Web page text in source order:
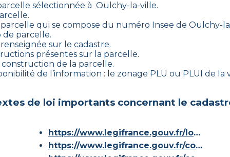
sélectionnée à Oulchy-la-ville.
qui se compose du numéro Insee de Oulchy-
parcelle.
sur le cadastre.
présentes sur la parcelle.
construction de la parcelle.
de l’information : le zonage PLU ou PLUI de la
de loi importants concernant le
https://www.legifrance.gouv.fr/loda/id/JORFTEXT000000686267/
https://www.legifrance.gouv.fr/codes/article_lc/LEGIARTI000036588629/